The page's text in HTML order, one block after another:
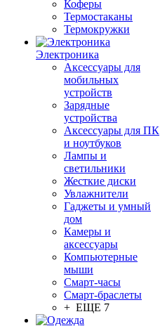
Коферы
Термостаканы
Термокружки
Электроника
Аксессуары для
мобильных
устройств
Зарядные
устройства
Аксессуары для ПК
и ноутбуков
Лампы и
светильники
Жесткие диски
Увлажнители
Гаджеты и умный
дом
Камеры и
аксессуары
Компьютерные
мыши
Смарт-часы
Смарт-браслеты
+ ЕЩЕ 7